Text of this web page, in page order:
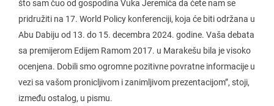
što sam čuo od gospodina Vuka Jeremića da ćete nam se
pridružiti na 17. World Policy konferenciji, koja će biti održana u
Abu Dabiju od 13. do 15. decembra 2024. godine. Vaša debata
sa premijerom Edijem Ramom 2017. u Marakešu bila je visoko
ocenjena. Dobili smo ogromne pozitivne povratne informacije u
vezi sa vašom pronicljivom i zanimljivom prezentacijom”, stoji,
između ostalog, u pismu.